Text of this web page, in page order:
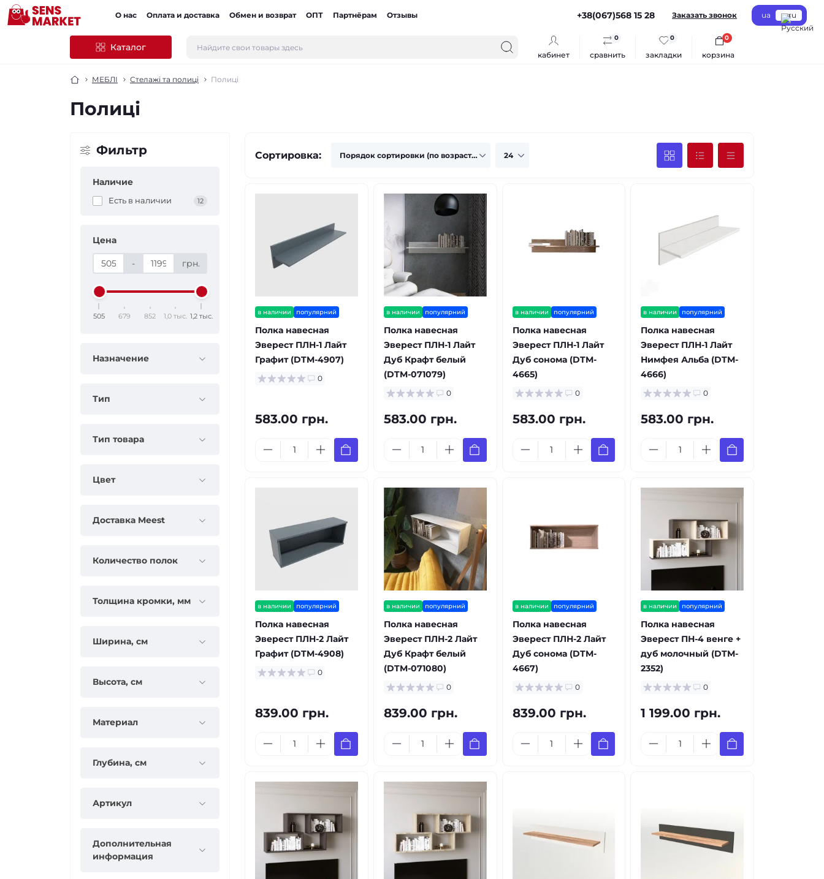
О нас Оплата и доставка Обмен и возврат ОПТ Партнёрам Отзывы +38(067)568 15 28 Заказать звонок ua ru
Каталог
кабинет сравнить
0
закладки
0
корзина
0
МЕБЛІ Стелажі та полиці Полиці
Полиці
Фильтр
Наличие
Есть в наличии 12
Цена
- грн.
505 679 852 1,0 тыс. 1,2 тыс.
Назначение
Тип
Тип товара
Цвет
Доставка Meest
Количество полок
Толщина кромки, мм
Ширина, см
Высота, см
Материал
Глубина, см
Артикул
Дополнительная
информация
Сортировка:
в наличии популярний
Полка навесная
Эверест ПЛН-1 Лайт
Графит (DTM-4907)
0
583.00 грн.
в наличии популярний
Полка навесная
Эверест ПЛН-1 Лайт
Дуб Крафт белый
(DTM-071079)
0
583.00 грн.
в наличии популярний
Полка навесная
Эверест ПЛН-1 Лайт
Дуб сонома (DTM-
4665)
0
583.00 грн.
в наличии популярний
Полка навесная
Эверест ПЛН-1 Лайт
Нимфея Альба (DTM-
4666)
0
583.00 грн.
в наличии популярний
Полка навесная
Эверест ПЛН-2 Лайт
Графит (DTM-4908)
0
839.00 грн.
в наличии популярний
Полка навесная
Эверест ПЛН-2 Лайт
Дуб Крафт белый
(DTM-071080)
0
839.00 грн.
в наличии популярний
Полка навесная
Эверест ПЛН-2 Лайт
Дуб сонома (DTM-
4667)
0
839.00 грн.
в наличии популярний
Полка навесная
Эверест ПН-4 венге +
дуб молочный (DTM-
2352)
0
1 199.00 грн.